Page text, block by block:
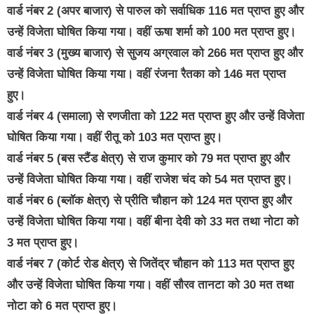
वार्ड नंबर 2 (अपर बाजार) से पारुल को सर्वाधिक 116 मत प्राप्त हुए और
उन्हें विजेता घोषित किया गया। वहीं ऊषा शर्मा को 100 मत प्राप्त हुए।
वार्ड नंबर 3 (मुख्य बाजार) से सुजय अग्रवाल को 266 मत प्राप्त हुए और
उन्हें विजेता घोषित किया गया। वहीं रंजना रैतका को 146 मत प्राप्त
हुए।
वार्ड नंबर 4 (समाला) से रणजीता को 122 मत प्राप्त हुए और उन्हें विजेता
घोषित किया गया। वहीं रीतू को 103 मत प्राप्त हुए।
वार्ड नंबर 5 (बस स्टैंड क्षेत्र) से राज कुमार को 79 मत प्राप्त हुए और
उन्हें विजेता घोषित किया गया। वहीं राजेश चंद को 54 मत प्राप्त हुए।
वार्ड नंबर 6 (ब्लॉक क्षेत्र) से प्रीति चौहान को 124 मत प्राप्त हुए और
उन्हें विजेता घोषित किया गया। वहीं बीना देवी को 33 मत तथा नोटा को
3 मत प्राप्त हुए।
वार्ड नंबर 7 (कोर्ट रोड क्षेत्र) से जितेंद्र चौहान को 113 मत प्राप्त हुए
और उन्हें विजेता घोषित किया गया। वहीं सौरव तानटा को 30 मत तथा
नोटा को 6 मत प्राप्त हुए।